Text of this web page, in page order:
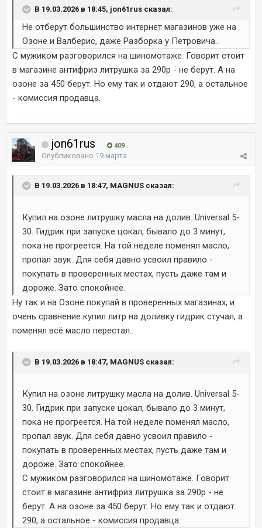
В 19.03.2026 в 18:45, jon61rus сказал:
Не отберут большинство интернет магазинов уже на
Озоне и Валберис, даже Разборка у Петровича..
С мужиком разговорился на шиномотаже. Говорит стоит
в магазине антифриз литрушка за 290р - не берут. А на
озоне за 450 берут. Но ему так и отдают 290, а остальное
- комиссия продавца.
jon61rus 409
Опубликовано 19 марта
В 19.03.2026 в 18:47, MAGNUS сказал:
Купил на озоне литрушку масла на долив. Universal 5-
30. Гидрик при запуске цокал, бывало до 3 минут,
пока не прогреется. На той неделе поменял масло,
пропал звук. Для себя давно усвоил правило -
покупать в проверенных местах, пусть даже там и
дороже. Зато спокойнее.
Ну так и на Озоне покупай в проверенных магазинах, и
очень сравнение купил литр на доливку гидрик стучал, а
поменял всё масло перестал..
В 19.03.2026 в 18:47, MAGNUS сказал:
Купил на озоне литрушку масла на долив. Universal 5-
30. Гидрик при запуске цокал, бывало до 3 минут,
пока не прогреется. На той неделе поменял масло,
пропал звук. Для себя давно усвоил правило -
покупать в проверенных местах, пусть даже там и
дороже. Зато спокойнее.
С мужиком разговорился на шиномотаже. Говорит
стоит в магазине антифриз литрушка за 290р - не
берут. А на озоне за 450 берут. Но ему так и отдают
290, а остальное - комиссия продавца.